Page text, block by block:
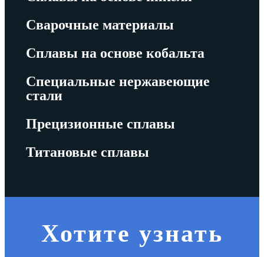
Сварочные материалы
Сплавы на основе кобальта
Специальные нержавеющие
стали
Прецизионные сплавы
Титановые сплавы
Хотите узнать